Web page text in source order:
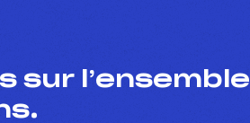
sur l’ensemble